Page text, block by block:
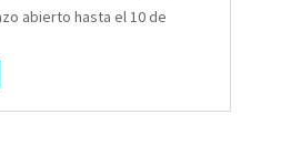
abierto hasta el 10 de